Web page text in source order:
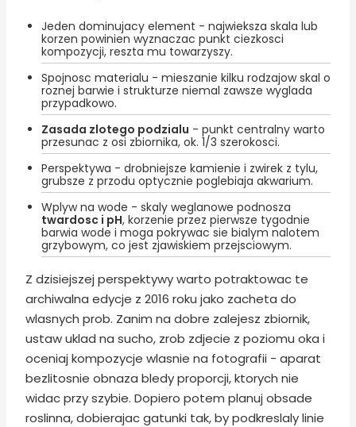
Jeden dominujacy element - najwieksza skala lub
korzen powinien wyznaczac punkt ciezkosci
kompozycji, reszta mu towarzyszy.
Spojnosc materialu - mieszanie kilku rodzajow skal o
roznej barwie i strukturze niemal zawsze wyglada
przypadkowo.
Zasada zlotego podzialu - punkt centralny warto
przesunac z osi zbiornika, ok. 1/3 szerokosci.
Perspektywa - drobniejsze kamienie i zwirek z tylu,
grubsze z przodu optycznie poglebiaja akwarium.
Wplyw na wode - skaly weglanowe podnosza
twardosc i pH, korzenie przez pierwsze tygodnie
barwia wode i moga pokrywac sie bialym nalotem
grzybowym, co jest zjawiskiem przejsciowym.
Z dzisiejszej perspektywy warto potraktowac te
archiwalna edycje z 2016 roku jako zacheta do
wlasnych prob. Zanim na dobre zalejesz zbiornik,
ustaw uklad na sucho, zrob zdjecie z poziomu oka i
oceniaj kompozycje wlasnie na fotografii - aparat
bezlitosnie obnaza bledy proporcji, ktorych nie
widac przy szybie. Dopiero potem planuj obsade
roslinna, dobierajac gatunki tak, by podkreslaly linie